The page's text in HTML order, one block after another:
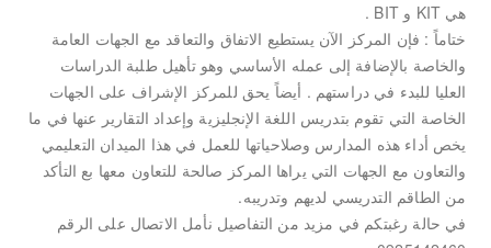
هي KIT و BIT .
ختاماً : فإن المركز الآن يستطيع الاتفاق والتعاقد مع الجهات العامة
والخاصة بالإضافة إلى عمله الأساسي وهو تأهيل طلبة الدراسات
العليا للبدء في دراستهم . أيضاً يحق للمركز الإشراف على الجهات
الخاصة التي تقوم بتدريس اللغة الإنجليزية وإعداد التقارير عنها في ما
يخص أداء هذه المدارس وصلاحياتها للعمل في هذا الميدان التعليمي
والتعاون مع الجهات التي يراها المركز صالحة للتعاون معها بع التأكد
من الطاقم التدريسي لديهم وتدريبه.
في حالة رغبتكم في مزيد من التفاصيل نأمل الاتصال على الرقم